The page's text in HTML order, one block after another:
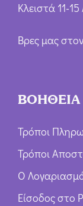
Κλειστά 11-
Βρες μας
ΒΟΗΘΕΙΑ
Τρόποι
Τρόποι
Ο
Είσοδος στο